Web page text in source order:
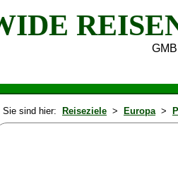
Sie sind hier: Reiseziele > Europa>